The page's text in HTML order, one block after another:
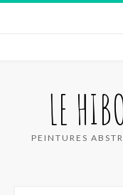
Skip
LE
PEINTURES